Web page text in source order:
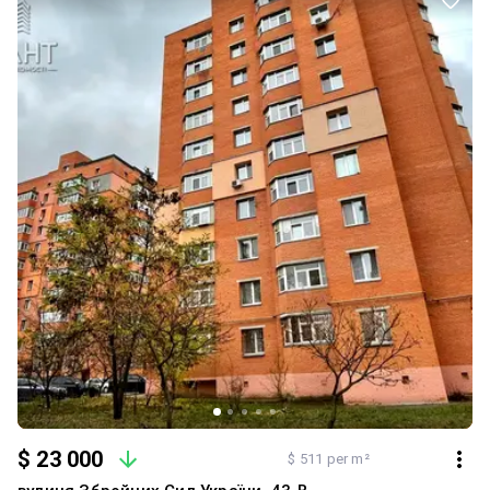
$ 23 000 $ 511 per m²